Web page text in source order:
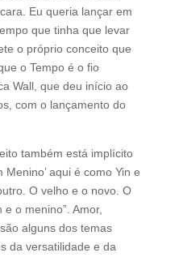
Eu queria lançar em
que tinha que levar
o próprio conceito que
o Tempo é o fio
Wall, que deu início ao
com o lançamento do
também está implícito
Menino’ aqui é como Yin e
O velho e o novo. O
o menino”. Amor,
alguns dos temas
da versatilidade e da